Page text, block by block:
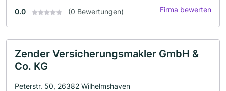
0.0 (0 Bewertungen) Firma bewerten
Zender Versicherungsmakler GmbH &
Co. KG
Peterstr. 50, 26382 Wilhelmshaven